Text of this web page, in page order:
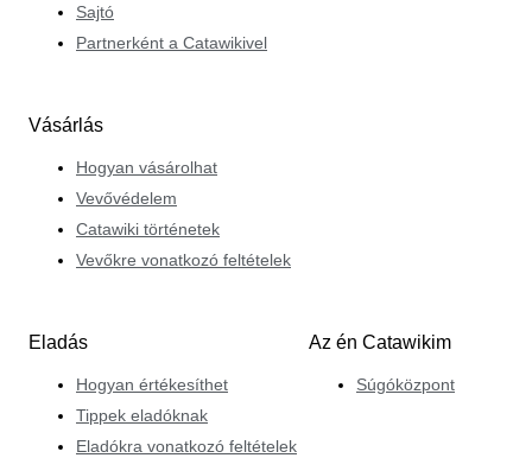
Sajtó
Partnerként a Catawikivel
Vásárlás
Hogyan vásárolhat
Vevővédelem
Catawiki történetek
Vevőkre vonatkozó feltételek
Eladás
Hogyan értékesíthet
Tippek eladóknak
Eladókra vonatkozó feltételek
Az én Catawikim
Súgóközpont